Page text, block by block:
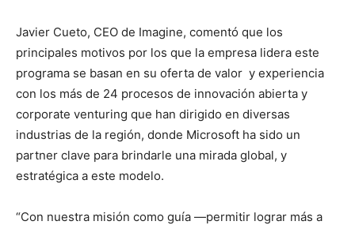
Javier Cueto, CEO de Imagine, comentó que los
principales motivos por los que la empresa lidera este
programa se basan en su oferta de valor y experiencia
con los más de 24 procesos de innovación abierta y
corporate venturing que han dirigido en diversas
industrias de la región, donde Microsoft ha sido un
partner clave para brindarle una mirada global, y
estratégica a este modelo.
“Con nuestra misión como guía —permitir lograr más a